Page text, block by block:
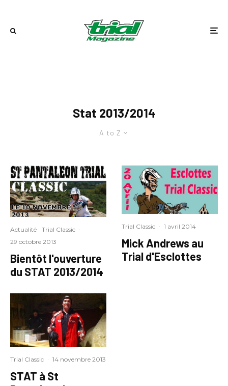
Stat 2013/2014
A to Z
Actualité Trial Classic ·
29 octobre 2013
Bientôt l'ouverture
du STAT 2013/2014
Trial Classic · 14 novembre 2013
STAT à St
Trial Classic · 1 avril 2014
Mick Andrews au
Trial d'Esclottes